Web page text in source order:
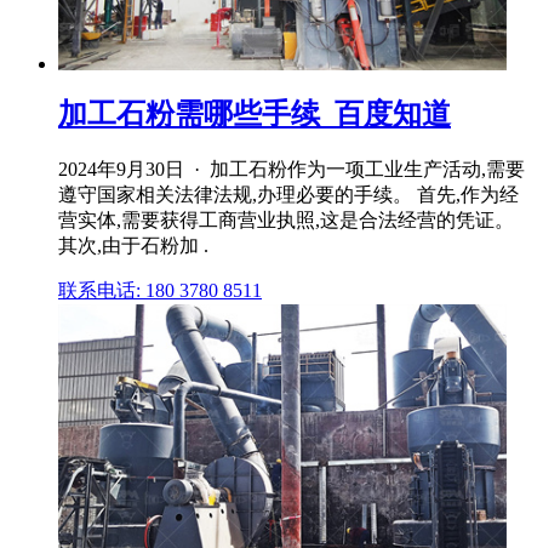
加工石粉需哪些手续_百度知道
2024年9月30日 · 加工石粉作为一项工业生产活动,需要
遵守国家相关法律法规,办理必要的手续。 首先,作为经
营实体,需要获得工商营业执照,这是合法经营的凭证。
其次,由于石粉加 .
联系电话: 180 3780 8511